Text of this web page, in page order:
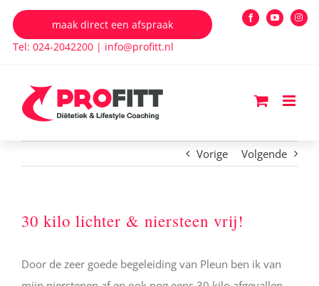
naar
inhoud
maak direct een afspraak
Tel: 024-2042200| info@profitt.nl
FacebookYouTube
Vorige Volgende
30 kilo lichter & niersteen vrij!
Door de zeer goede begeleiding van Pleun ben ik van